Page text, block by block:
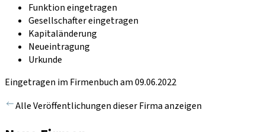
Funktion eingetragen
Gesellschafter eingetragen
Kapitaländerung
Neueintragung
Urkunde
Eingetragen im Firmenbuch am 09.06.2022
Alle Veröffentlichungen dieser Firma anzeigen